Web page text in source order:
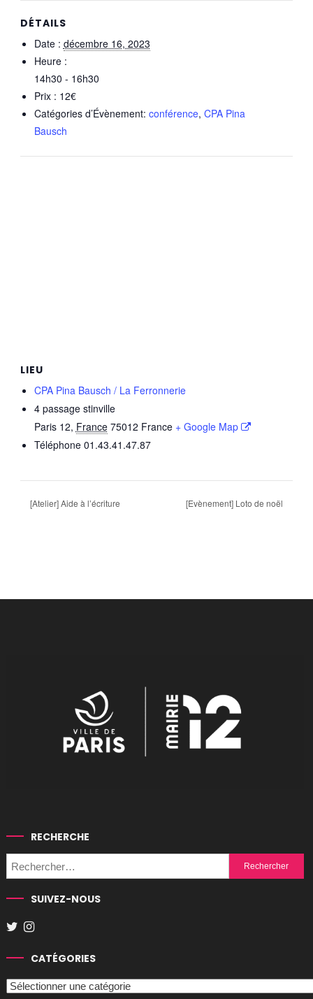
DÉTAILS
Date : décembre 16, 2023
Heure :
14h30 - 16h30
Prix : 12€
Catégories d’Évènement: conférence, CPA Pina
Bausch
LIEU
CPA Pina Bausch / La Ferronnerie
4 passage stinville
Paris 12, France 75012 France + Google Map
Téléphone 01.43.41.47.87
[Atelier] Aide à l’écriture [Evènement] Loto de noël
RECHERCHE
Rechercher :
SUIVEZ-NOUS
CATÉGORIES
Catégories